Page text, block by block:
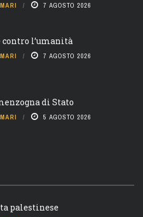
7 AGOSTO 2026
contro l’umanità
7 AGOSTO 2026
di Stato
5 AGOSTO 2026
palestinese